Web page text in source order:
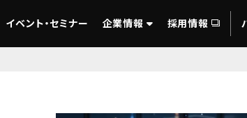
イベント・セミナー 企業情報 採用情報